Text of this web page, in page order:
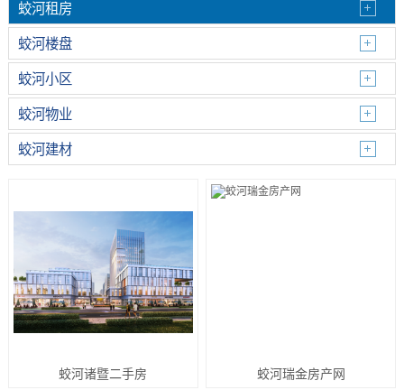
蛟河租房
蛟河楼盘
蛟河小区
蛟河物业
蛟河建材
蛟河诸暨二手房 蛟河瑞金房产网